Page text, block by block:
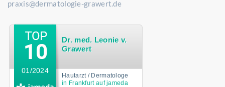
praxis@dermatologie-grawert.de
Dr. med. Leonie v.
Grawert
Hautarzt / Dermatologe
in Frankfurt auf jameda
01/2024